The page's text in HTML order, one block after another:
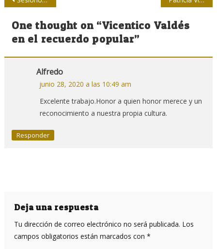
de
entradas
One thought on “Vicentico Valdés
en el recuerdo popular”
Alfredo
junio 28, 2020 a las 10:49 am
Excelente trabajo.Honor a quien honor merece y un
reconocimiento a nuestra propia cultura.
Responder
Deja una respuesta
Tu dirección de correo electrónico no será publicada. Los
campos obligatorios están marcados con *